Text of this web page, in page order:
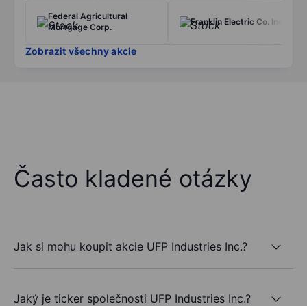
Federal Agricultural
Mortgage Corp.
Franklin Electric Co. Inc.
Zobrazit všechny akcie
Často kladené otázky
Jak si mohu koupit akcie UFP Industries Inc.?
Jaký je ticker společnosti UFP Industries Inc.?